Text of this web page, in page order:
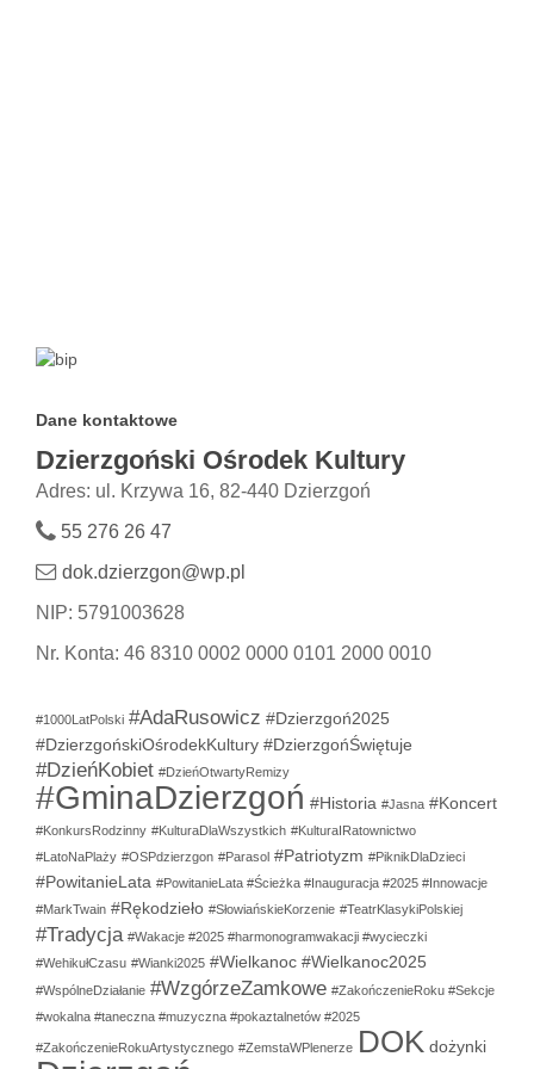
Dane kontaktowe
Dzierzgoński Ośrodek Kultury
Adres: ul. Krzywa 16, 82-440 Dzierzgoń
55 276 26 47
dok.dzierzgon@wp.pl
NIP: 5791003628
Nr. Konta: 46 8310 0002 0000 0101 2000 0010
#1000LatPolski #AdaRusowicz #Dzierzgoń2025
#DzierzgońskiOśrodekKultury #DzierzgońŚwiętuje
#DzieńKobiet #DzieńOtwartyRemizy
#GminaDzierzgoń #Historia #Jasna #Koncert
#KonkursRodzinny #KulturaDlaWszystkich #KulturaIRatownictwo
#LatoNaPlaży #OSPdzierzgon #Parasol #Patriotyzm #PiknikDlaDzieci
#PowitanieLata #PowitanieLata #Ścieżka #Inauguracja #2025 #Innowacje
#MarkTwain #Rękodzieło #SłowiańskieKorzenie #TeatrKlasykiPolskiej
#Tradycja #Wakacje #2025 #harmonogramwakacji #wycieczki
#WehikułCzasu #Wianki2025 #Wielkanoc #Wielkanoc2025
#WspólneDziałanie #WzgórzeZamkowe #ZakończenieRoku #Sekcje
#wokalna #taneczna #muzyczna #pokaztalnetów #2025
#ZakończenieRokuArtystycznego #ZemstaWPlenerze DOK dożynki